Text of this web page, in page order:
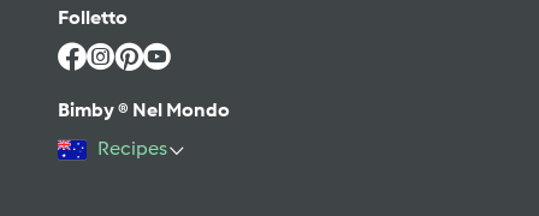
Folletto
Bimby ® Nel Mondo
Recipes